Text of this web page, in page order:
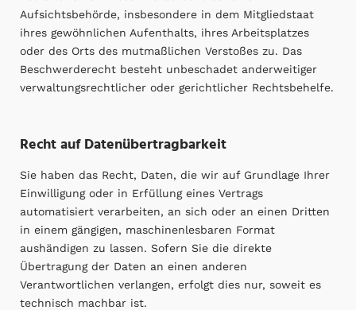
Aufsichtsbehörde, insbesondere in dem Mitgliedstaat
ihres gewöhnlichen Aufenthalts, ihres Arbeitsplatzes
oder des Orts des mutmaßlichen Verstoßes zu. Das
Beschwerderecht besteht unbeschadet anderweitiger
verwaltungsrechtlicher oder gerichtlicher Rechtsbehelfe.
Recht auf Daten­übertrag­barkeit
Sie haben das Recht, Daten, die wir auf Grundlage Ihrer
Einwilligung oder in Erfüllung eines Vertrags
automatisiert verarbeiten, an sich oder an einen Dritten
in einem gängigen, maschinenlesbaren Format
aushändigen zu lassen. Sofern Sie die direkte
Übertragung der Daten an einen anderen
Verantwortlichen verlangen, erfolgt dies nur, soweit es
technisch machbar ist.